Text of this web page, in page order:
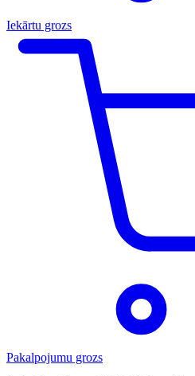
Iekārtu grozs
Pakalpojumu grozs